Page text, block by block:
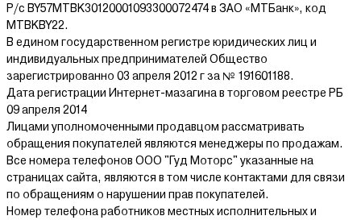
Р/с BY57MTBK30120001093300072474 в ЗАО «МТБанк», код
MTBKBY22.
В едином государственном регистре юридических лиц и
индивидуальных предпринимателей Общество
зарегистрированно 03 апреля 2012 г за № 191601188.
Дата регистрации Интернет-мазагина в торговом реестре РБ
09 апреля 2014
Лицами уполномоченными продавцом рассматривать
обращения покупателей являются менеджеры по продажам.
Все номера телефонов ООО "Гуд Моторс" указанные на
страницах сайта, являются в том числе контактами для связи
по обращениям о нарушении прав покупателей.
Номер телефона работников местных исполнительных и